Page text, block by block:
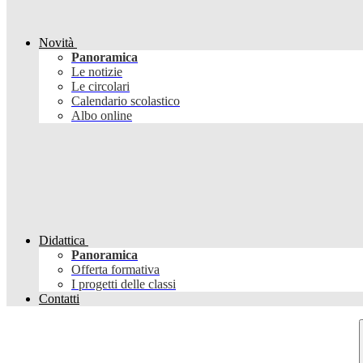
Novità
Panoramica
Le notizie
Le circolari
Calendario scolastico
Albo online
Didattica
Panoramica
Offerta formativa
I progetti delle classi
Contatti